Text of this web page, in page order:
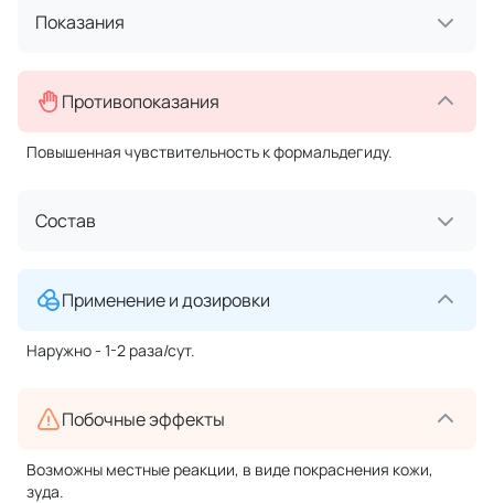
Показания
Противопоказания
Повышенная чувствительность к формальдегиду.
Состав
Применение и дозировки
Наружно - 1-2 раза/сут.
Побочные эффекты
Возможны местные реакции, в виде покраснения кожи,
зуда.